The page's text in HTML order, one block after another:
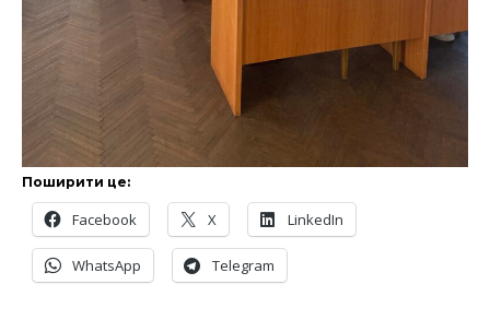
Поширити це:
Facebook X LinkedIn
WhatsApp Telegram